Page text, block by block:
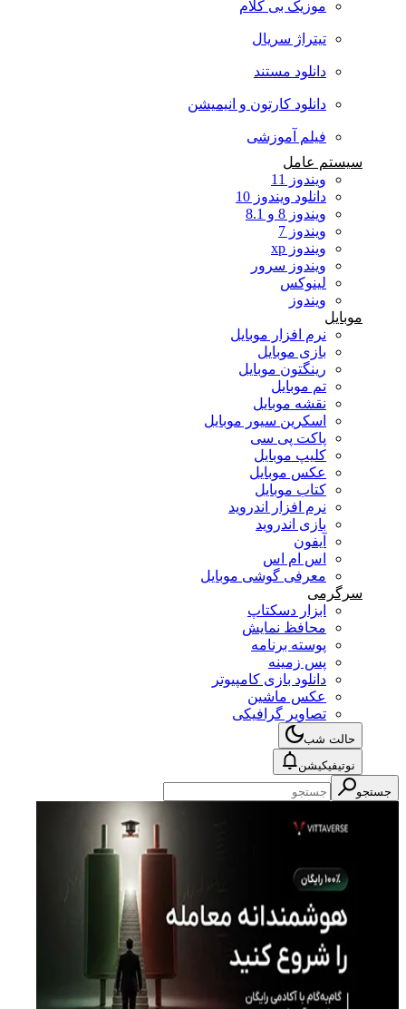
موزیک بی کلام
تیتراژ سریال
دانلود مستند
دانلود کارتون و انیمیشن
فیلم آموزشی
سیستم عامل
ویندوز 11
دانلود ویندوز 10
ویندوز 8 و 8.1
ویندوز 7
ویندوز xp
ویندوز سرور
لینوکس
ویندوز
موبایل
نرم افزار موبایل
بازی موبایل
رینگتون موبایل
تم موبایل
نقشه موبایل
اسکرین سیور موبایل
پاکت پی سی
کلیپ موبایل
عکس موبایل
کتاب موبایل
نرم افزار اندروید
بازی اندروید
آیفون
اس ام اس
معرفی گوشی موبایل
سرگرمی
ابزار دسکتاپ
محافظ نمایش
پوسته برنامه
پس زمینه
دانلود بازی کامپیوتر
عکس ماشین
تصاویر گرافیکی
حالت شب
نوتیفیکیشن
جستجو